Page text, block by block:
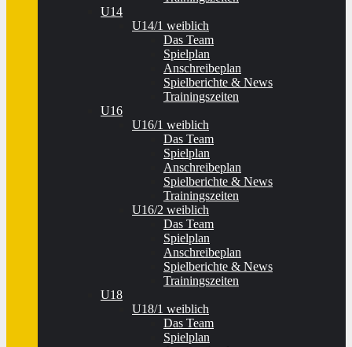
U14
U14/1 weiblich
Das Team
Spielplan
Anschreibeplan
Spielberichte & News
Trainingszeiten
U16
U16/1 weiblich
Das Team
Spielplan
Anschreibeplan
Spielberichte & News
Trainingszeiten
U16/2 weiblich
Das Team
Spielplan
Anschreibeplan
Spielberichte & News
Trainingszeiten
U18
U18/1 weiblich
Das Team
Spielplan